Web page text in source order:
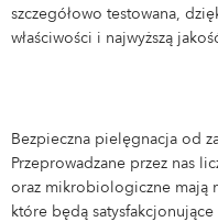
Zarządzanie łańcuchem
Produkcja
Dział Techniczny
szczegółowo testowana,
właściwości i najwyższą
Bezpieczna pielęgnacja od
Przeprowadzane przez nas
oraz mikrobiologiczne mają
które będą